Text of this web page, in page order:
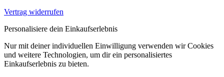
Vertrag widerrufen
Personalisiere dein Einkaufserlebnis
Nur mit deiner individuellen Einwilligung verwenden wir Cookies
und weitere Technologien, um dir ein personalisiertes
Einkaufserlebnis zu bieten.